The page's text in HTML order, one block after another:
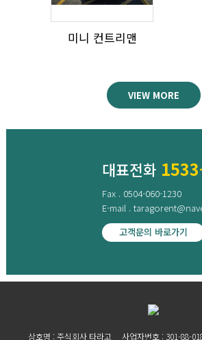
미니 컨트리맨
VIEW MORE
대표전화
Fax . 0504-060-1230
E-mail .
고객문의 바로가기
상호명 : 주식회사 타라고 사업자번호 : 301-88-